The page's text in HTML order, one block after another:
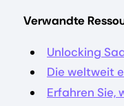
Verwandte
Unlocking
Die weltweit
Erfahren Sie,